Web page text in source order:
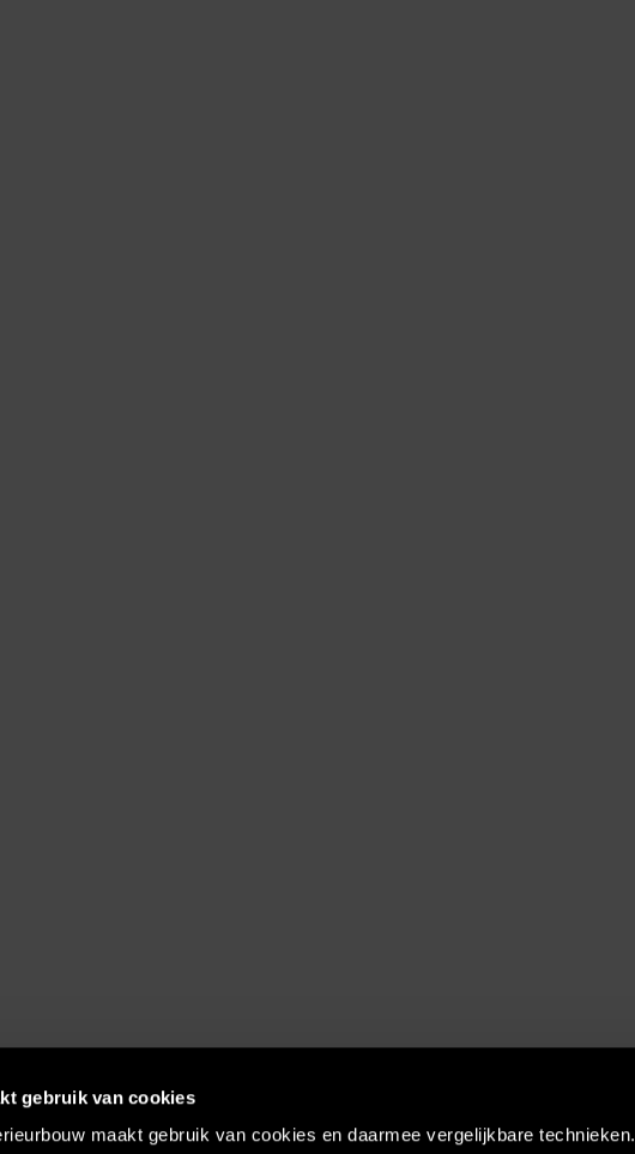
gebruik van cookies
maakt gebruik van cookies en daarmee vergelijkbare technieken.